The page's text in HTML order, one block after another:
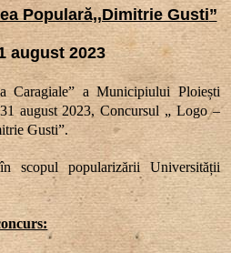
Populară,,Dimitrie Gusti”
august 2023
Caragiale” a Municipiului Ploiești
august 2023, Concursul „ Logo –
Gusti”.
scopul popularizării Universității